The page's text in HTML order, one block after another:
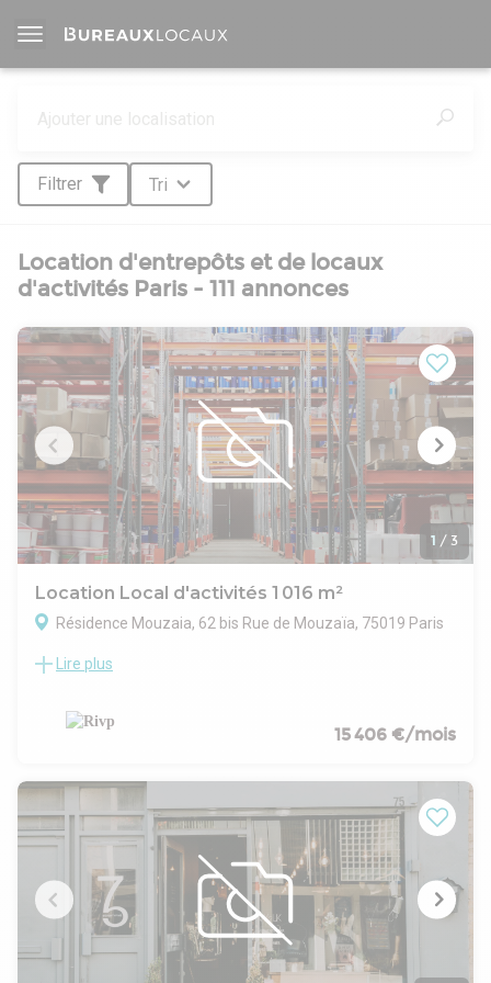
Filtrer Tri
Location d'entrepôts et de locaux
d'activités Paris - 111 annonces
1 / 3
Location Local d'activités 1 016 m²
Résidence Mouzaia, 62 bis Rue de Mouzaïa, 75019 Paris
local d'activités 1016 m² rue Mouzaia 75019 Paris
W situé en niveau bas (R-1) côté rue et bénéficie d’un apport
de lumière partiel :
haute uniquement, offrant un éclairage naturel plus limité.
METRO : L11 « Place des fêtes » L7 « Danube » à proximité
immédiate
Tram 3b « Hôpital Robert Debré »
Loyer annuel (quote-part de parties communes incluses)
HT/HC :
185 000,00 € HT/ HC
181,96 € /m² /an HT
Charges annuelles HT :
Lire plus
15 406 €/mois